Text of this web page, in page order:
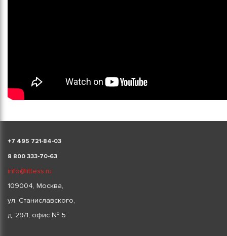
+7 495 721-84-03
8 800 333-70-63
info@littess.ru
109004, Москва,
ул. Станиславского,
д. 29/1, офис № 5